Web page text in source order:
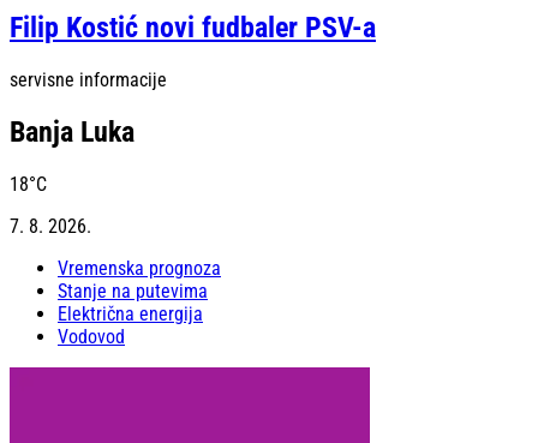
Filip Kostić novi fudbaler PSV-a
servisne informacije
Banja Luka
18°C
7. 8. 2026.
Vremenska prognoza
Stanje na putevima
Električna energija
Vodovod